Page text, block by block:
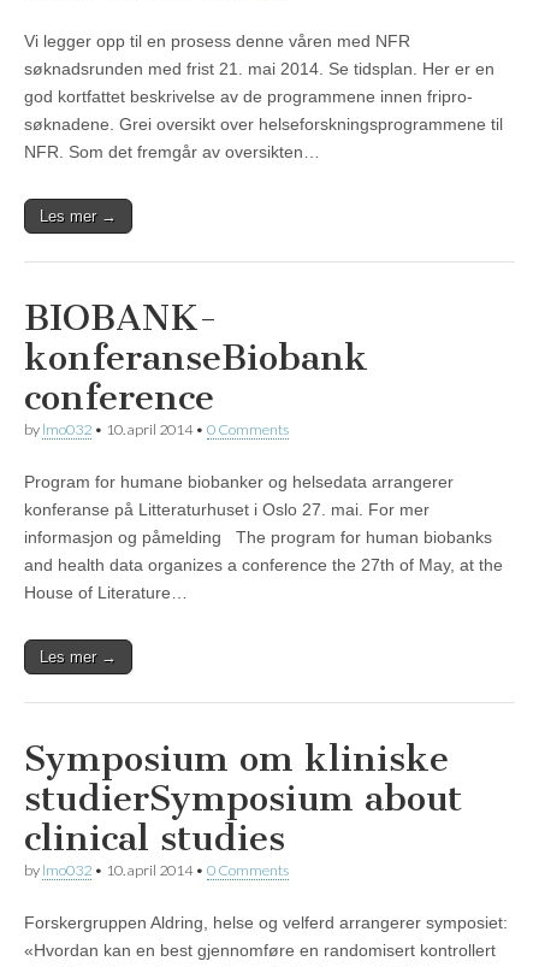
Vi legger opp til en prosess denne våren med NFR
søknadsrunden med frist 21. mai 2014. Se tidsplan. Her er en
god kortfattet beskrivelse av de programmene innen fripro-
søknadene. Grei oversikt over helseforskningsprogrammene til
NFR. Som det fremgår av oversikten…
Les mer →
BIOBANK-
konferanseBiobank
conference
by lmo032 • 10. april 2014• 0 Comments
Program for humane biobanker og helsedata arrangerer
konferanse på Litteraturhuset i Oslo 27. mai. For mer
informasjon og påmelding The program for human biobanks
and health data organizes a conference the 27th of May, at the
House of Literature…
Les mer →
Symposium om kliniske
studierSymposium about
clinical studies
by lmo032 • 10. april 2014• 0 Comments
Forskergruppen Aldring, helse og velferd arrangerer symposiet:
«Hvordan kan en best gjennomføre en randomisert kontrollert